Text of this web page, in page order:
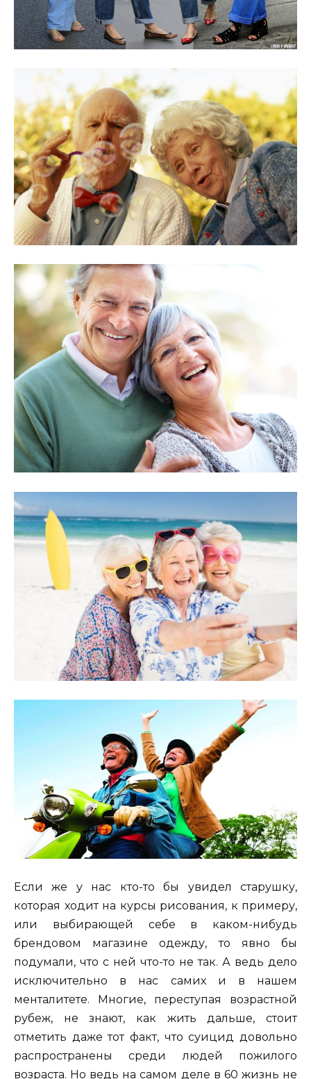
Если же у нас кто-то бы увидел старушку,
которая ходит на курсы рисования, к примеру,
или выбирающей себе в каком-нибудь
брендовом магазине одежду, то явно бы
подумали, что с ней что-то не так. А ведь дело
исключительно в нас самих и в нашем
менталитете. Многие, переступая возрастной
рубеж, не знают, как жить дальше, стоит
отметить даже тот факт, что суицид довольно
распространены среди людей пожилого
возраста. Но ведь на самом деле в 60 жизнь не